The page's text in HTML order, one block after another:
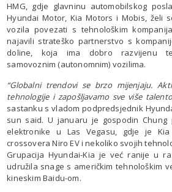
HMG, gdje glavninu automobilskog
Hyundai Motor, Kia Motors i Mobis, želi
vozila povezati s tehnološkim
najavili strateško partnerstvo s
doline, koja ima dobro razvijenu
samovoznim (autonomnim) vozilima.
“Globalni trendovi se brzo mijenjaju.
tehnologije i zapošljavamo sve više
sastanku s vladom podpredsjednik
sun said. U januaru je gospodin Chung
elektronike u Las Vegasu, gdje je Kia
crossovera Niro EV i nekoliko svojih
Grupacija Hyundai-Kia je već ranije u
udružila snage s američkim tehnološkim
kineskim Baidu-om.